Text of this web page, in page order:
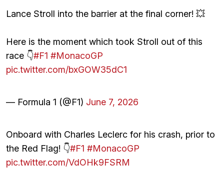
Lance Stroll into the barrier at the final corner! 💥
Here is the moment which took Stroll out of this
race 👇#F1 #MonacoGP
pic.twitter.com/bxGOW35dC1
— Formula 1 (@F1) June 7, 2026
Onboard with Charles Leclerc for his crash, prior to
the Red Flag! 👇#F1 #MonacoGP
pic.twitter.com/VdOHk9FSRM